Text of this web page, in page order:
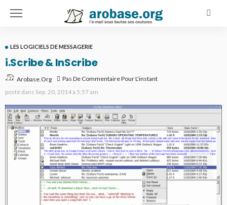
LES LOGICIELS DE MESSAGERIE
i.Scribe & InScribe
Arobase.org
Pas De Commentaire Pour L'instant
posté dans Sep. 20, 2014 à 5:57 am